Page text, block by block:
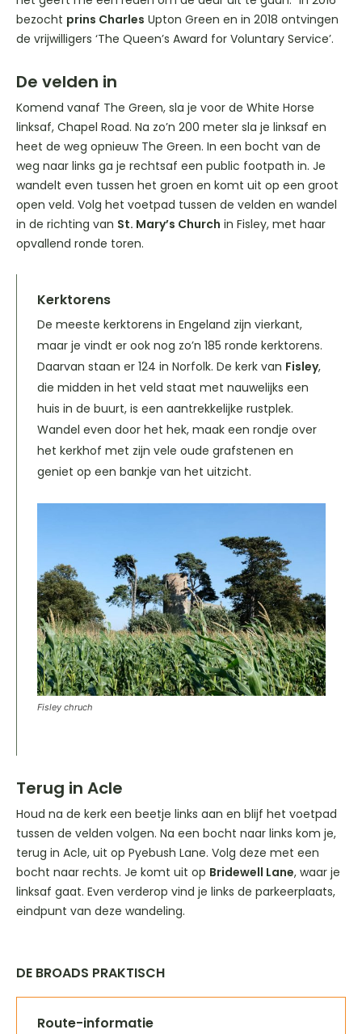
bezocht prins Charles Upton Green en in 2018 ontvingen
de vrijwilligers ‘The Queen’s Award for Voluntary Service’.
De velden in
Komend vanaf The Green, sla je voor de White Horse
linksaf, Chapel Road. Na zo’n 200 meter sla je linksaf en
heet de weg opnieuw The Green. In een bocht van de
weg naar links ga je rechtsaf een public footpath in. Je
wandelt even tussen het groen en komt uit op een groot
open veld. Volg het voetpad tussen de velden en wandel
in de richting van St. Mary’s Church in Fisley, met haar
opvallend ronde toren.
Kerktorens
De meeste kerktorens in Engeland zijn vierkant,
maar je vindt er ook nog zo’n 185 ronde kerktorens.
Daarvan staan er 124 in Norfolk. De kerk van Fisley,
die midden in het veld staat met nauwelijks een
huis in de buurt, is een aantrekkelijke rustplek.
Wandel even door het hek, maak een rondje over
het kerkhof met zijn vele oude grafstenen en
geniet op een bankje van het uitzicht.
Fisley chruch
Terug in Acle
Houd na de kerk een beetje links aan en blijf het voetpad
tussen de velden volgen. Na een bocht naar links kom je,
terug in Acle, uit op Pyebush Lane. Volg deze met een
bocht naar rechts. Je komt uit op Bridewell Lane, waar je
linksaf gaat. Even verderop vind je links de parkeerplaats,
eindpunt van deze wandeling.
DE BROADS PRAKTISCH
Route-informatie